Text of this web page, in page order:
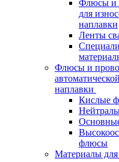
Флюсы и
для
наплавки
Ленты
Флюсы и
наплавки
Кислые
флюсы
Материалы для